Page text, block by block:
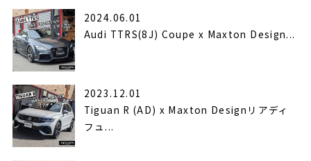
2024.06.01
Audi TTRS(8J) Coupe x Maxton Design...
2023.12.01
Tiguan R (AD) x Maxton Designリアディ
フュ...